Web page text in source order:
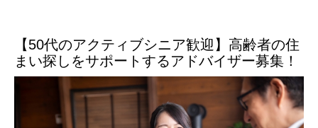
【50代のアクティブシニア歓迎】高齢者の住
まい探しをサポートするアドバイザー募集！